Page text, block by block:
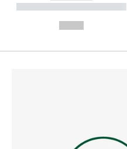
----------- ----------- --------